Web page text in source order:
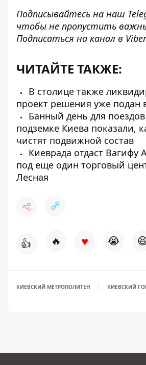
Подписывайтесь на наш
чтобы не пропустить
Подписаться на канал в
ЧИТАЙТЕ ТАКЖЕ:
В столице также
проект решения уже подан
Банный день для
подземке Киева показали,
чистят подвижной состав
Киеврада отдаст Вагифу
под еще один торговый
Лесная
👍 🔥 ♥ 😭
КИЕВСКИЙ МЕТРОПОЛИТЕН КИЕВСКИЙ